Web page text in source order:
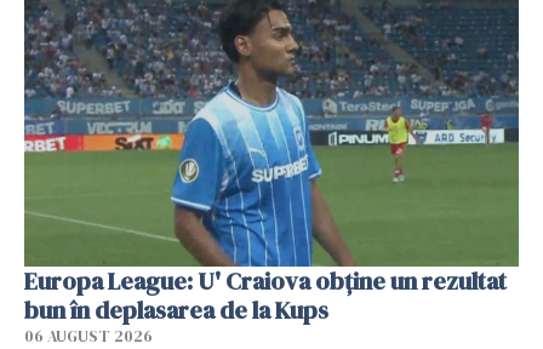
Europa League: U' Craiova obține un rezultat
bun în deplasarea de la Kups
06 AUGUST 2026